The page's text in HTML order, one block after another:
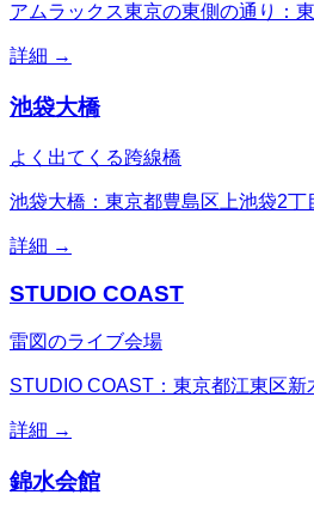
アムラックス東京の東側の通り：
詳細 →
池袋大橋
よく出てくる跨線橋
池袋大橋：東京都豊島区上池袋2丁
詳細 →
STUDIO COAST
雷図のライブ会場
STUDIO COAST：東京都江東区新
詳細 →
錦水会館